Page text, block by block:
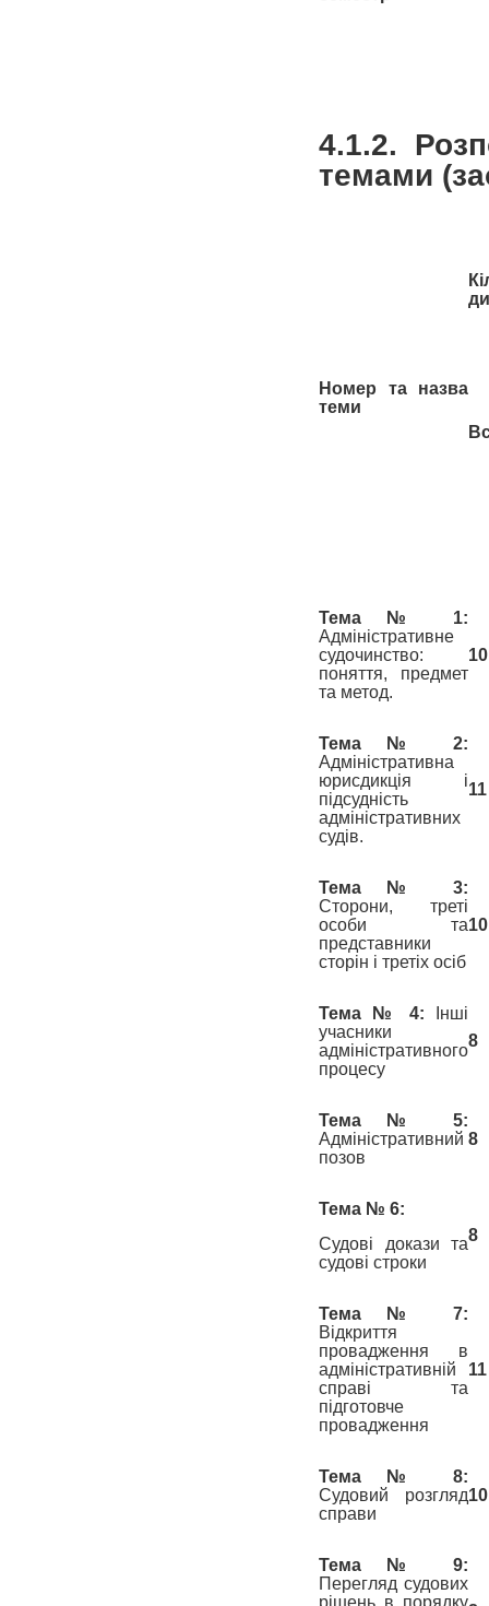
4.1.2.
темами
Номер та назва
теми
Тема № 1:
Адміністративне
судочинство:
поняття, предмет
та метод.
10
Тема № 2:
Адміністративна
юрисдикція і
підсудність
адміністративних
судів.
11
Тема № 3:
Сторони, треті
особи та
представники
сторін і третіх осіб
10
Тема № 4: Інші
учасники
адміністративного
процесу
8
Тема № 5:
Адміністративний
позов
8
Тема № 6:
Судові докази та
судові строки
8
Тема № 7:
Відкриття
провадження в
адміністративній
справі та
підготовче
провадження
11
Тема № 8:
Судовий розгляд
справи
10
Тема № 9:
Перегляд судових
рішень в порядку